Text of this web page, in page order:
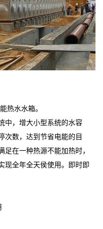
热水水箱。
中，增大小型系统的水容
次数，达到节省电能的目
在一种热源不能加热时，
现全年全天侯使用。即时即